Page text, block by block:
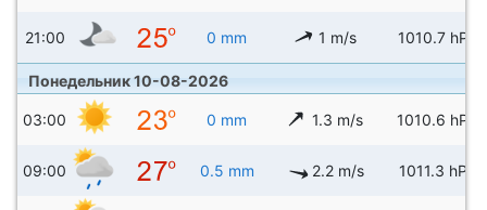
21:00 0 mm 1 m/s 1010.7 hPa
Понедельник 10-08-2026
03:00 0 mm 1.3 m/s 1010.6 hPa
09:00 0.5 mm 2.2 m/s 1011.3 hPa